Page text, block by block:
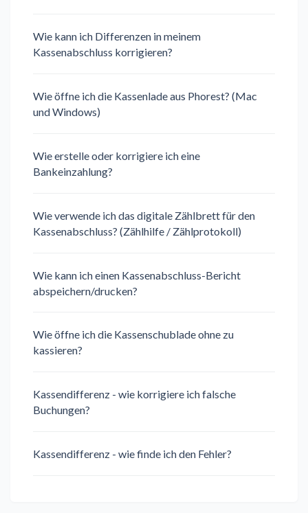
Wie kann ich Differenzen in meinem
Kassenabschluss korrigieren?
Wie öffne ich die Kassenlade aus Phorest? (Mac
und Windows)
Wie erstelle oder korrigiere ich eine
Bankeinzahlung?
Wie verwende ich das digitale Zählbrett für den
Kassenabschluss? (Zählhilfe / Zählprotokoll)
Wie kann ich einen Kassenabschluss-Bericht
abspeichern/drucken?
Wie öffne ich die Kassenschublade ohne zu
kassieren?
Kassendifferenz - wie korrigiere ich falsche
Buchungen?
Kassendifferenz - wie finde ich den Fehler?